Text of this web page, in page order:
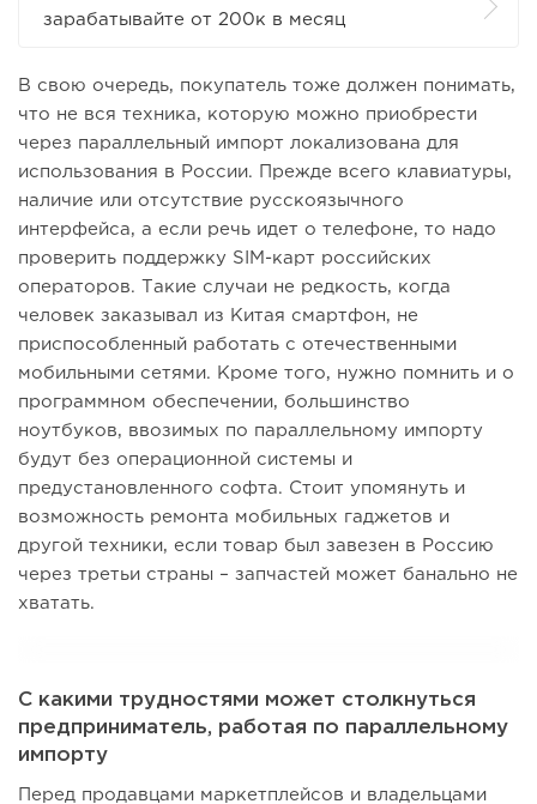
зарабатывайте от 200к в месяц
В свою очередь, покупатель тоже должен понимать,
что не вся техника, которую можно приобрести
через параллельный импорт локализована для
использования в России. Прежде всего клавиатуры,
наличие или отсутствие русскоязычного
интерфейса, а если речь идет о телефоне, то надо
проверить поддержку SIM-карт российских
операторов. Такие случаи не редкость, когда
человек заказывал из Китая смартфон, не
приспособленный работать с отечественными
мобильными сетями. Кроме того, нужно помнить и о
программном обеспечении, большинство
ноутбуков, ввозимых по параллельному импорту
будут без операционной системы и
предустановленного софта. Стоит упомянуть и
возможность ремонта мобильных гаджетов и
другой техники, если товар был завезен в Россию
через третьи страны – запчастей может банально не
хватать.
С какими трудностями может столкнуться
предприниматель, работая по параллельному
импорту
Перед продавцами маркетплейсов и владельцами